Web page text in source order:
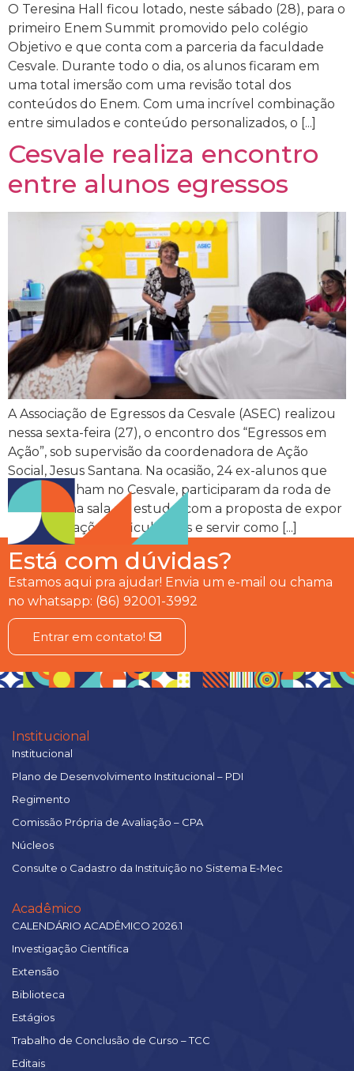
O Teresina Hall ficou lotado, neste sábado (28), para o
primeiro Enem Summit promovido pelo colégio
Objetivo e que conta com a parceria da faculdade
Cesvale. Durante todo o dia, os alunos ficaram em
uma total imersão com uma revisão total dos
conteúdos do Enem. Com uma incrível combinação
entre simulados e conteúdo personalizados, o [...]
Cesvale realiza encontro
entre alunos egressos
A Associação de Egressos da Cesvale (ASEC) realizou
nessa sexta-feira (27), o encontro dos “Egressos em
Ação”, sob supervisão da coordenadora de Ação
Social, Jesus Santana. Na ocasião, 24 ex-alunos que
hoje trabalham no Cesvale, participaram da roda de
conversa na sala de estudo, com a proposta de expor
suas realizações, dificuldades e servir como [...]
Está com dúvidas?
Estamos aqui pra ajudar! Envia um e-mail ou chama
no whatsapp: (86) 92001-3992
Entrar em contato!
Institucional
Institucional
Plano de Desenvolvimento Institucional – PDI
Regimento
Comissão Própria de Avaliação – CPA
Núcleos
Consulte o Cadastro da Instituição no Sistema E-Mec
Acadêmico
CALENDÁRIO ACADÊMICO 2026.1
Investigação Científica
Extensão
Biblioteca
Estágios
Trabalho de Conclusão de Curso – TCC
Editais